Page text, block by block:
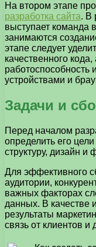
На втором этапе
разработка сайта. В
выступает команда
занимаются
этапе следует
качественного
работоспособность
устройствами и
Задачи и
Перед началом
определить его
структуру, дизайн и
Для эффективного
аудитории,
важных факторах
данных. В качестве
результаты
связь от клиентов и